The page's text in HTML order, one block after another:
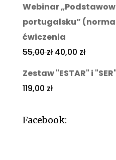
Webinar
portugalsku”
ćwiczenia
55,00zł 40,00 zł
Zestaw "ESTAR" i "SER"
119,00 zł
Facebook: